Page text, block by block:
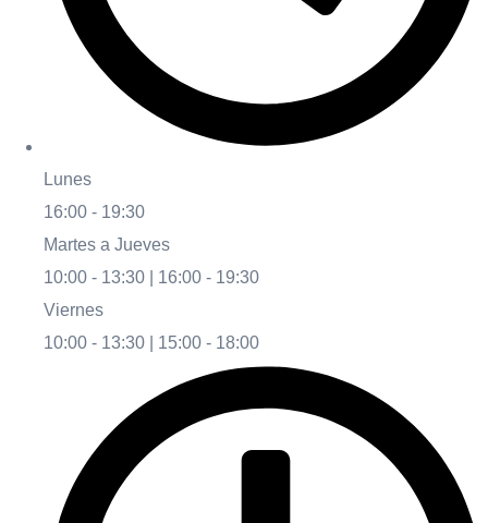
Lunes
16:00 - 19:30
Martes a Jueves
10:00 - 13:30 | 16:00 - 19:30
Viernes
10:00 - 13:30 | 15:00 - 18:00